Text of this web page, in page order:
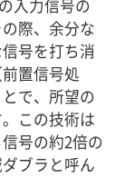
入力信号の
際、余分な
号を打ち消
置信号処
で、所望の
この技術は
号の約2倍の
ブラと呼ん